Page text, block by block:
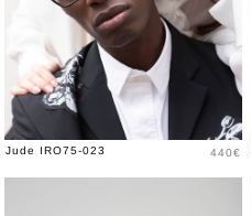
Jude IRO75-023 Prix
440€